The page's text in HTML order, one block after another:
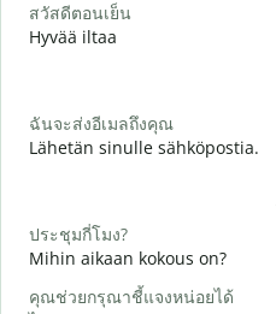
สวัสดีตอนเย็น
Hyvää iltaa
ฉันจะส่งอีเมลถึงคุณ
Lähetän sinulle sähköpostia.
ประชุมกี่โมง?
Mihin aikaan kokous on?
คุณช่วยกรุณาชี้แจงหน่อยได้